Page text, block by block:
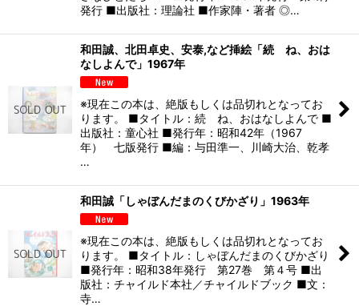
発行 ■出版社：理論社 ■作家陣・著者 ◎…
和田誠、北田卓史、安泰,など挿絵「続 ね、おは
なしよんで」1967年
※現在この本は、絶版もしくは品切れとなってお
ります。 ■タイトル：続 ね、おはなしよんで ■
出版社：童心社 ■発行年：昭和42年（1967
年） 七版発行 ■編：与田準一、川崎大治、乾孝
…
和田誠「しゃぼんだまのくびかざり」1963年
※現在この本は、絶版もしくは品切れとなってお
ります。 ■タイトル：しゃぼんだまのくびかざり
■発行年：昭和38年発行 第27巻 第４号 ■出
版社：チャイルド本社／チャイルドブック ■文：
寺…